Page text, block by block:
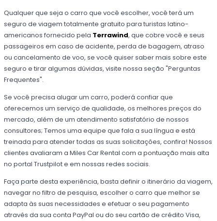
Qualquer que seja o carro que você escolher, você terá um
seguro de viagem totalmente gratuito para turistas latino-
americanos fornecido pela Terrawind, que cobre você e seus
passageiros em caso de acidente, perda de bagagem, atraso
ou cancelamento de voo, se você quiser saber mais sobre este
seguro e tirar algumas dúvidas, visite nossa seção "Perguntas
Frequentes".
Se você precisa alugar um carro, poderá confiar que
oferecemos um serviço de qualidade, os melhores preços do
mercado, além de um atendimento satisfatório de nossos
consultores; Temos uma equipe que fala a sua língua e está
treinada para atender todas as suas solicitações, confira! Nossos
clientes avaliaram a Miles Car Rental com a pontuação mais alta
no portal Trustpilot e em nossas redes sociais.
Faça parte desta experiência, basta definir o itinerário da viagem,
navegar no filtro de pesquisa, escolher o carro que melhor se
adapta às suas necessidades e efetuar o seu pagamento
através da sua conta PayPal ou do seu cartão de crédito Visa,